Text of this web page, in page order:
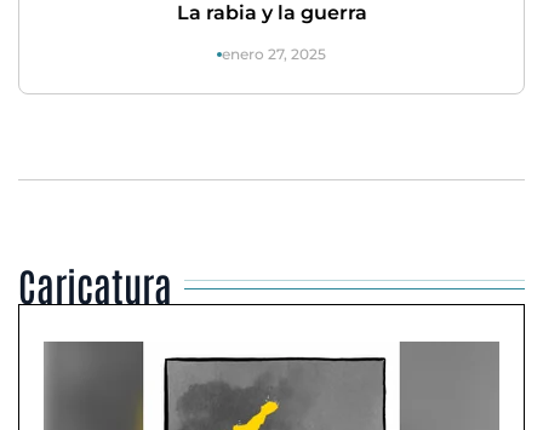
La rabia y la guerra
enero 27, 2025
Caricatura